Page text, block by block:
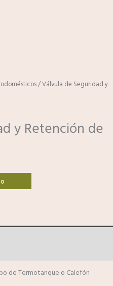
/ Válvula de Seguridad y
y Retención de
de Termotanque o Calefón